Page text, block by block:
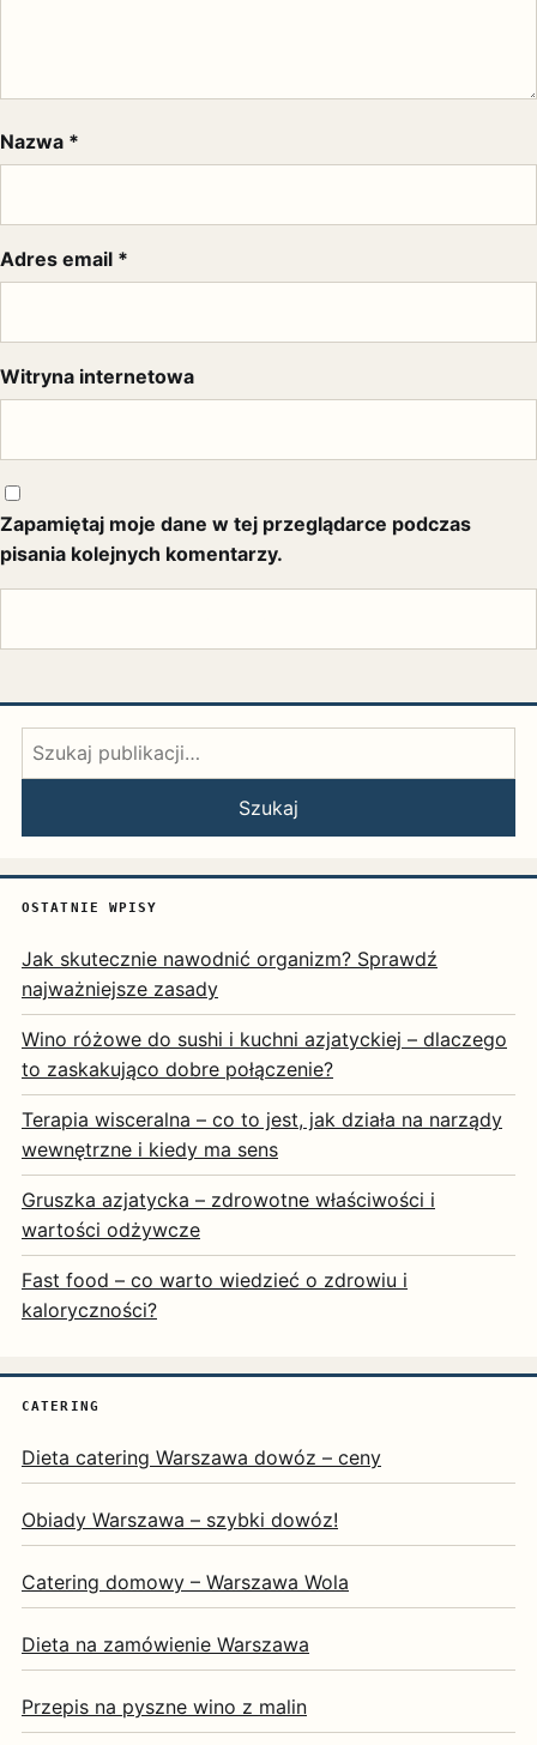
Nazwa *
Adres email *
Witryna internetowa
Zapamiętaj moje dane w tej przeglądarce podczas
pisania kolejnych komentarzy.
Szukaj:
Szukaj
OSTATNIE WPISY
Jak skutecznie nawodnić organizm? Sprawdź
najważniejsze zasady
Wino różowe do sushi i kuchni azjatyckiej – dlaczego
to zaskakująco dobre połączenie?
Terapia wisceralna – co to jest, jak działa na narządy
wewnętrzne i kiedy ma sens
Gruszka azjatycka – zdrowotne właściwości i
wartości odżywcze
Fast food – co warto wiedzieć o zdrowiu i
kaloryczności?
CATERING
Dieta catering Warszawa dowóz – ceny
Obiady Warszawa – szybki dowóz!
Catering domowy – Warszawa Wola
Dieta na zamówienie Warszawa
Przepis na pyszne wino z malin